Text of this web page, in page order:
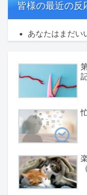
皆様の最近の反
あなたはまだい